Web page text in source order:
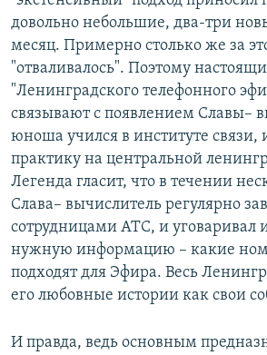
довольно небольшие, два-три
месяц. Примерно столько же за
"отваливалось". Поэтому
"Ленинградского телефонного
связывают с появлением Славы–
юноша учился в институте связи,
практику на центральной
Легенда гласит, что в течении
Слава– вычислитель регулярно
сотрудницами АТС, и уговаривал
нужную информацию – какие
подходят для Эфира. Весь
его любовные истории как свои
И правда, ведь основным